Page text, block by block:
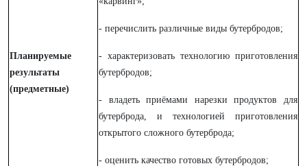
Планируемые
результаты
(предметные)
- перечислить различные виды бутербродов;
- характеризовать технологию приготовления
бутербродов;
- владеть приёмами нарезки продуктов для
бутерброда, и технологией приготовления
открытого сложного бутерброда;
- оценить качество готовых бутербродов;